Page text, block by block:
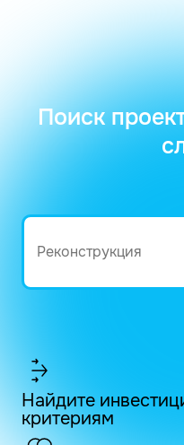
Поиск
Найдите
критериям